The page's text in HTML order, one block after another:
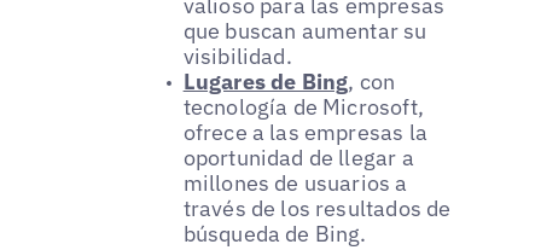
que buscan aumentar su
visibilidad.
Lugares de Bing, con
tecnología de Microsoft,
ofrece a las empresas la
oportunidad de llegar a
millones de usuarios a
través de los resultados de
búsqueda de Bing.